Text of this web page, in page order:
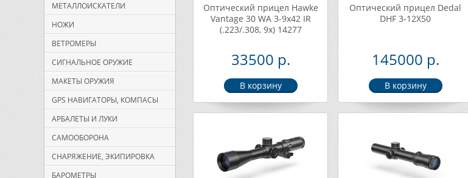
МЕТАЛЛОИСКАТЕЛИ
НОЖИ
ВЕТРОМЕРЫ
СИГНАЛЬНОЕ ОРУЖИЕ
МАКЕТЫ ОРУЖИЯ
GPS НАВИГАТОРЫ, КОМПАСЫ
АРБАЛЕТЫ И ЛУКИ
САМООБОРОНА
СНАРЯЖЕНИЕ, ЭКИПИРОВКА
БАРОМЕТРЫ
Оптический прицел Hawke
Vantage 30 WA 3-9х42 IR
(.223/.308, 9x) 14277
33500 р.
Оптический прицел Dedal
DHF 3-12Х50
145000 р.